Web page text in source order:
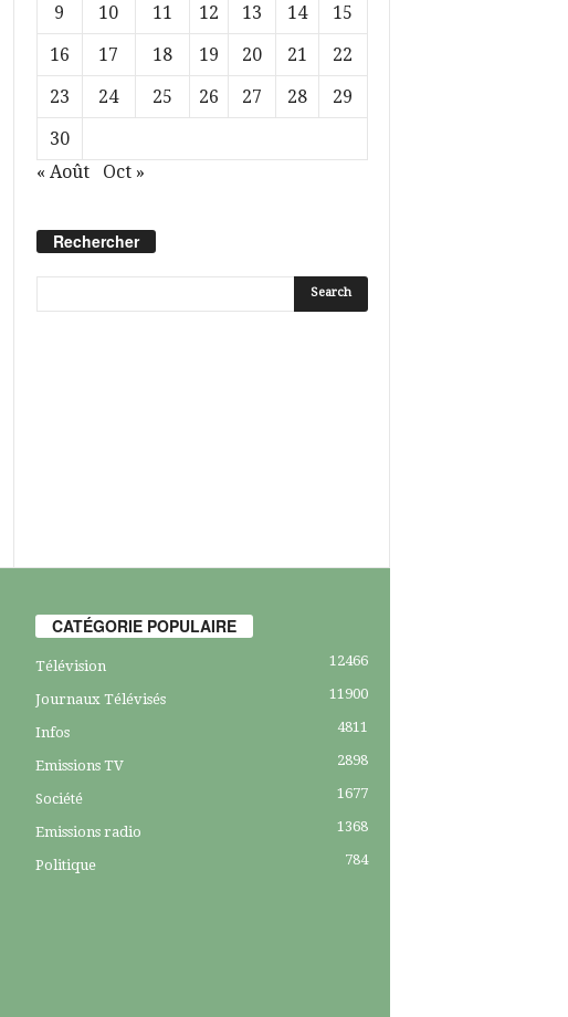
9
10 11 12 13 14
15
16
17 18 19 20 21
22
23
24 25 26 27 28
29
30
« Août
Oct »
Rechercher
CATÉGORIE POPULAIRE
Télévision 12466
Journaux Télévisés 11900
Infos 4811
Emissions TV 2898
Société 1677
Emissions radio 1368
Politique 784